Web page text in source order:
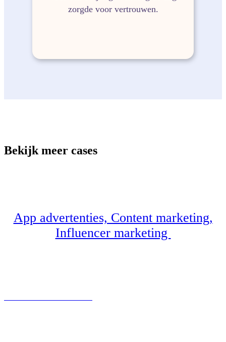
zorgde voor vertrouwen.
Bekijk meer cases
App advertenties, Content marketing,
Influencer marketing